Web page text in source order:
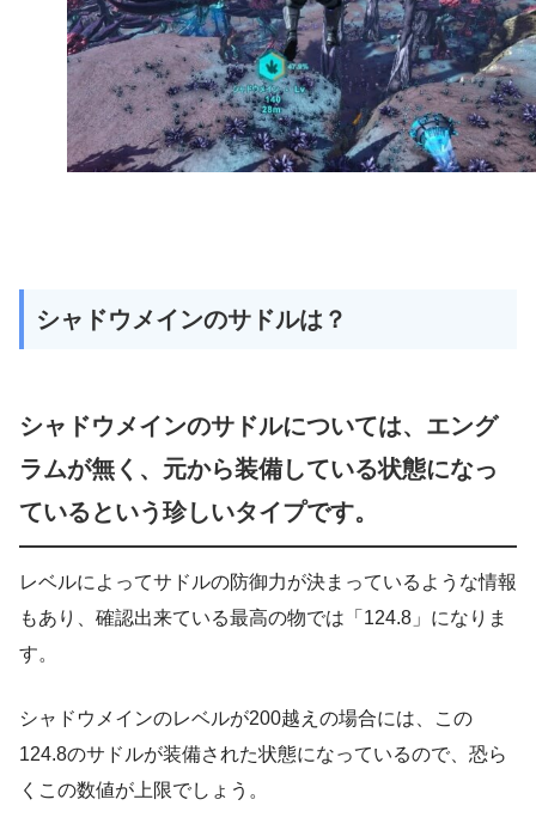
シャドウメインのサドルは？
シャドウメインのサドルについては、エング
ラムが無く、元から装備している状態になっ
ているという珍しいタイプです。
レベルによってサドルの防御力が決まっているような情報
もあり、確認出来ている最高の物では「124.8」になりま
す。
シャドウメインのレベルが200越えの場合には、この
124.8のサドルが装備された状態になっているので、恐ら
くこの数値が上限でしょう。